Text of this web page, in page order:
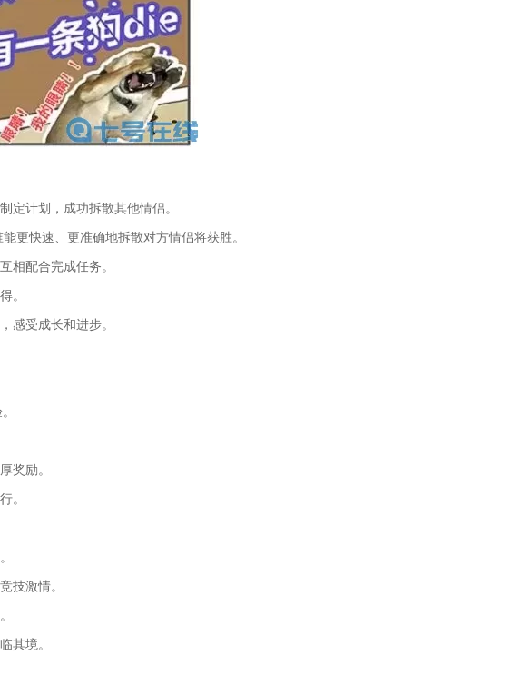
定计划，成功拆散其他情侣。
更快速、更准确地拆散对方情侣将获胜。
相配合完成任务。
。
感受成长和进步。
奖励。
。
技激情。
其境。